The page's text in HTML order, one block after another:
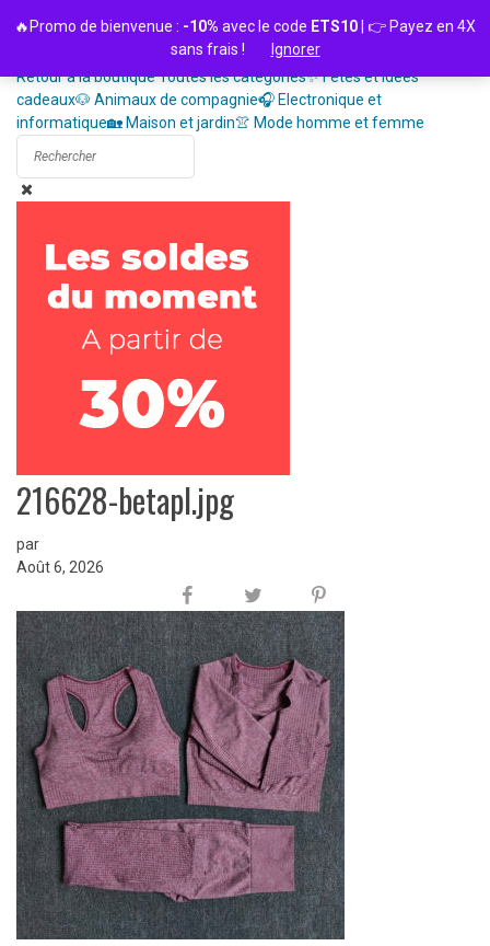
Retour à la boutiqueToutes les catégories✨ Fêtes et idées
cadeaux🐶 Animaux de compagnie🎧 Electronique et
informatique🏡 Maison et jardin👚 Mode homme et femme
216628-betapl.jpg
par
Août 6, 2026
🔥Promo de bienvenue : -10% avec le code ETS10 | 👉 Payez en 4X
sans frais !
Ignorer